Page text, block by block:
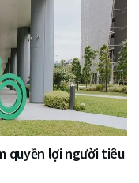
quyền lợi người tiêu